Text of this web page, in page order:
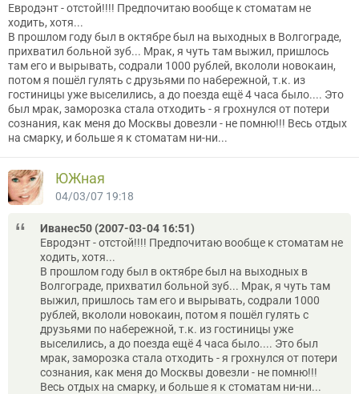
Евродэнт - отстой!!!! Предпочитаю вообще к стоматам не
ходить, хотя...
В прошлом году был в октябре был на выходных в Волгограде,
прихватил больной зуб... Мрак, я чуть там выжил, пришлось
там его и вырывать, содрали 1000 рублей, вкололи новокаин,
потом я пошёл гулять с друзьями по набережной, т.к. из
гостиницы уже выселились, а до поезда ещё 4 часа было.... Это
был мрак, заморозка стала отходить - я грохнулся от потери
сознания, как меня до Москвы довезли - не помню!!! Весь отдых
на смарку, и больше я к стоматам ни-ни...
ЮЖная
04/03/07 19:18
Иванес50 (2007-03-04 16:51)
Евродэнт - отстой!!!! Предпочитаю вообще к стоматам не
ходить, хотя...
В прошлом году был в октябре был на выходных в
Волгограде, прихватил больной зуб... Мрак, я чуть там
выжил, пришлось там его и вырывать, содрали 1000
рублей, вкололи новокаин, потом я пошёл гулять с
друзьями по набережной, т.к. из гостиницы уже
выселились, а до поезда ещё 4 часа было.... Это был
мрак, заморозка стала отходить - я грохнулся от потери
сознания, как меня до Москвы довезли - не помню!!!
Весь отдых на смарку, и больше я к стоматам ни-ни...